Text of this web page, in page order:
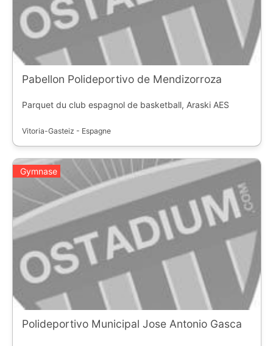
Pabellon Polideportivo de Mendizorroza
Parquet du club espagnol de basketball, Araski AES
Vitoria-Gasteiz - Espagne
Gymnase
Polideportivo Municipal Jose Antonio Gasca